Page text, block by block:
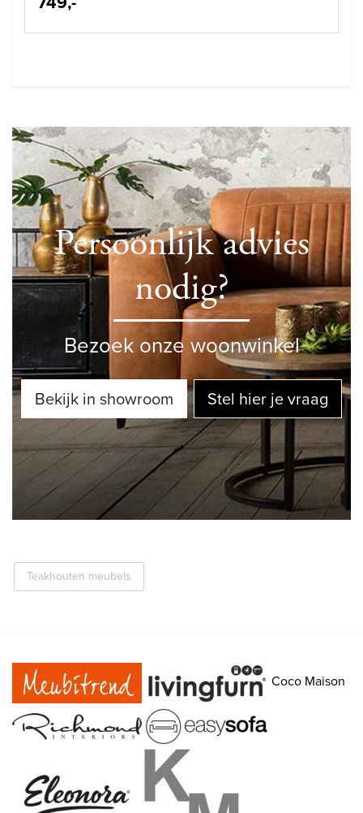
Persoonlijk advies
nodig?
Bezoek onze woonwinkel
Bekijk in showroom Stel hier je vraag
Teakhouten meubels
Coco Maison